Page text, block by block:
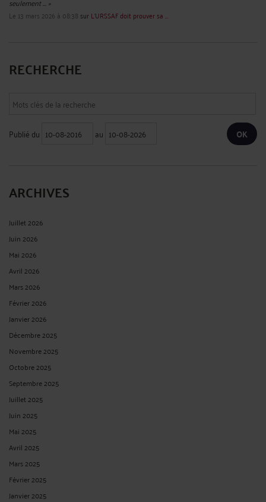
seulement ... »
Le 13 mars 2026 à 08:38 sur L’URSSAF doit prouver sa ...
RECHERCHE
Publié du au
ARCHIVES
Juillet 2026
Juin 2026
Mai 2026
Avril 2026
Mars 2026
Février 2026
Janvier 2026
Décembre 2025
Novembre 2025
Octobre 2025
Septembre 2025
Juillet 2025
Juin 2025
Mai 2025
Avril 2025
Mars 2025
Février 2025
Janvier 2025